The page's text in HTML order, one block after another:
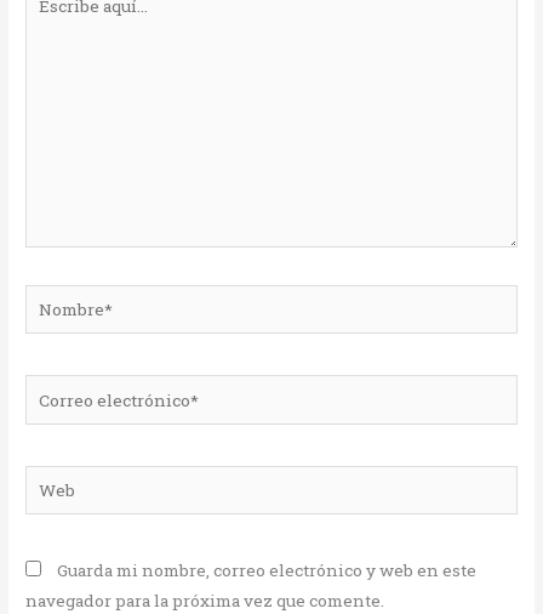
Nombre*
electrónico*
Guarda mi nombre, correo electrónico y web en este
navegador para la próxima vez que comente.